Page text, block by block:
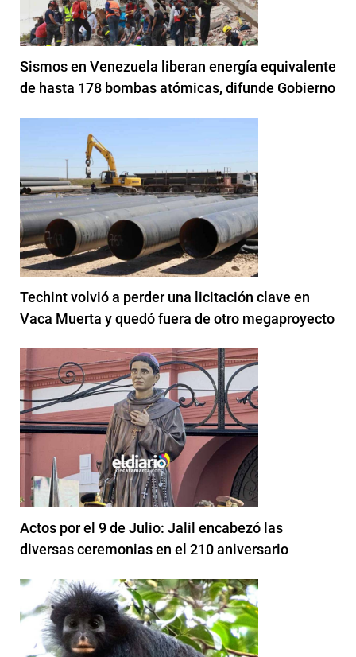
Sismos en Venezuela liberan energía equivalente
de hasta 178 bombas atómicas, difunde Gobierno
Techint volvió a perder una licitación clave en
Vaca Muerta y quedó fuera de otro megaproyecto
Actos por el 9 de Julio: Jalil encabezó las
diversas ceremonias en el 210 aniversario